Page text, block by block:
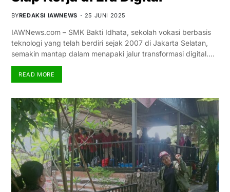
BYREDAKSI IAWNEWS 25 JUNI 2025
IAWNews.com – SMK Bakti Idhata, sekolah vokasi berbasis
teknologi yang telah berdiri sejak 2007 di Jakarta Selatan,
semakin mantap dalam menapaki jalur transformasi digital.…
READ MORE